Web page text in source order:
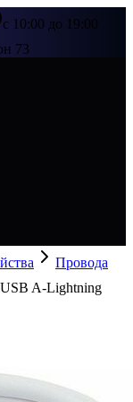
с 10:00 до 19:00
73
Провода
A-Lightning